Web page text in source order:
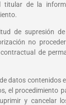
titular de la
de supresión
no
de
datos contenidos
el procedimiento
y cancelar